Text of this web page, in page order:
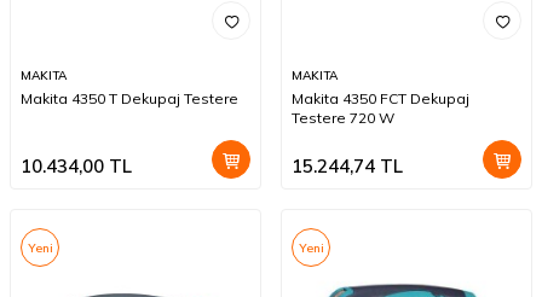
MAKITA
Makita 4350 T Dekupaj Testere
10.434,00 TL
MAKITA
Makita 4350 FCT Dekupaj
Testere 720 W
15.244,74 TL
Yeni Yeni